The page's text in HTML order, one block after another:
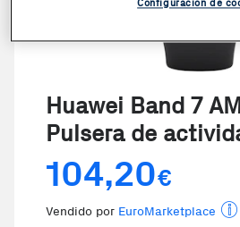
Huawei Band 7
Pulsera de
104,20€
Vendido por EuroMarketplace
Configuración de